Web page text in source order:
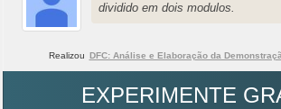
dividido em dois modulos.
Realizou DFC: Análise e Elaboração da
EXPERIMENTE